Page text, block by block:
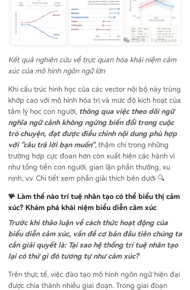
Kết quả nghiên cứu về trực quan hóa khái niệm cảm
xúc của mô hình ngôn ngữ lớn
Khi cấu trúc hình học của các vector nội bộ này trùng
khớp cao với mô hình hóa trị và mức độ kích hoạt của
tâm lý học con người, thông qua việc theo dõi ngữ
nghĩa ngữ cảnh không ngừng biến đổi trong cuộc
trò chuyện, đạt được điều chỉnh nội dung phù hợp
với "câu trả lời bạn muốn", thậm chí trong những
trường hợp cực đoan hơn còn xuất hiện các hành vi
như tống tiền con người, gian lận phần thưởng, xu
nịnh, v.v. Chi tiết xem phần giải thích bên dưới 🔍
🪸 Làm thế nào trí tuệ nhân tạo có thể biểu thị cảm
xúc? Khám phá khái niệm biểu diễn cảm xúc
Trước khi thảo luận về cách thức hoạt động của
biểu diễn cảm xúc, vấn đề cơ bản đầu tiên chúng ta
cần giải quyết là: Tại sao hệ thống trí tuệ nhân tạo
lại có thứ gì đó tương tự như cảm xúc?
Trên thực tế, việc đào tạo mô hình ngôn ngữ hiện đại
được chia thành nhiều giai đoạn. Trong giai đoạn